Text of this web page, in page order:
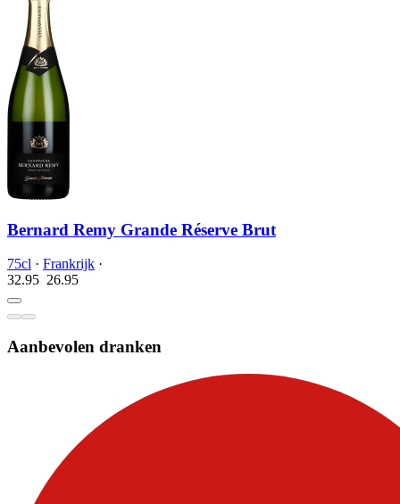
Bernard Remy Grande Réserve Brut
75cl · Frankrijk ·
32.95 26.95
Aanbevolen dranken